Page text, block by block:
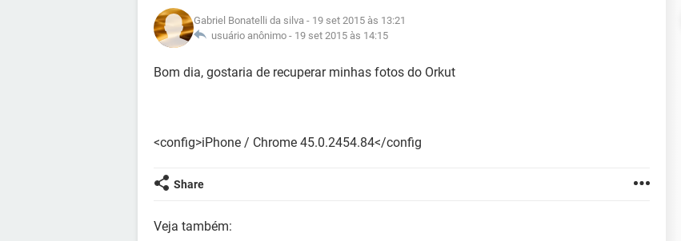
Gabriel Bonatelli da silva - 19 set 2015 às 13:21
usuário anônimo - 19 set 2015 às 14:15
Bom dia, gostaria de recuperar minhas fotos do Orkut
<config>iPhone / Chrome 45.0.2454.84</config
Share
Veja também: